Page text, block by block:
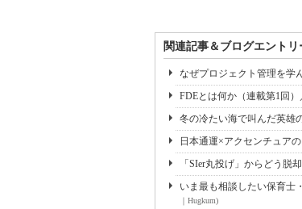
関連記事＆ブログエントリ
なぜプロジェクト管理を学
FDEとは何か（連載第1回
冬の冷たい海で叫んだ英雄
日本通運×アクセンチュア
「SIer丸投げ」からどう
いま最も相談したい保育士
｜Hugkum)